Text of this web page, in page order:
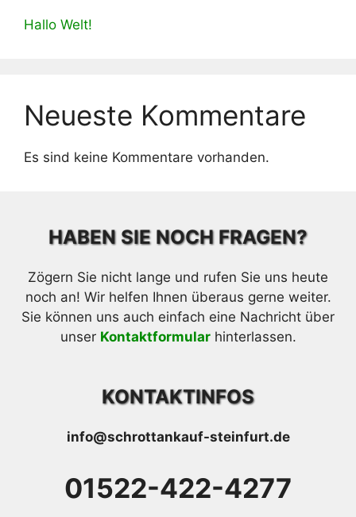
Hallo Welt!
Neueste Kommentare
Es sind keine Kommentare vorhanden.
HABEN SIE NOCH FRAGEN?
Zögern Sie nicht lange und rufen Sie uns heute
noch an! Wir helfen Ihnen überaus gerne weiter.
Sie können uns auch einfach eine Nachricht über
unser Kontaktformularhinterlassen.
KONTAKTINFOS
info@schrottankauf-steinfurt.de
01522-422-4277